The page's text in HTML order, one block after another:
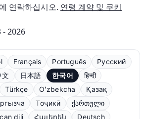
연락하십시오. 연령 계약 및 쿠키
- 2026
Français Português
Русский
文 日本語 한국어
हिन्दी
Türkçe Oʻzbekcha
Қазақ
Тоҷикӣ
ქართული
dili Հայերեն Deutsch